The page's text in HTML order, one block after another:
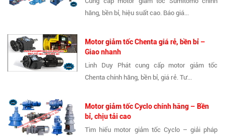
hãng, bền bỉ, hiệu suất cao. Báo giá...
Motor giảm tốc Chenta giá rẻ, bền bỉ –
Giao nhanh
Linh Duy Phát cung cấp motor giảm tốc
Chenta chính hãng, bền bỉ, giá rẻ. Tư...
Motor giảm tốc Cyclo chính hãng – Bền
bỉ, chịu tải cao
Tìm hiểu motor giảm tốc Cyclo – giải pháp